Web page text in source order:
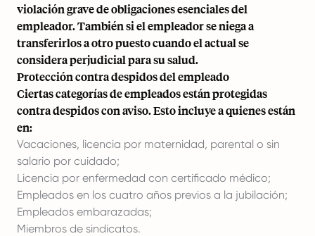
violación grave de obligaciones esenciales del
empleador. También si el empleador se niega a
transferirlos a otro puesto cuando el actual se
considera perjudicial para su salud.
Protección contra despidos del empleado
Ciertas categorías de empleados están protegidas
contra despidos con aviso. Esto incluye a quienes están
en:
Vacaciones, licencia por maternidad, parental o sin
salario por cuidado;
Licencia por enfermedad con certificado médico;
Empleados en los cuatro años previos a la jubilación;
Empleados embarazadas;
Miembros de sindicatos.